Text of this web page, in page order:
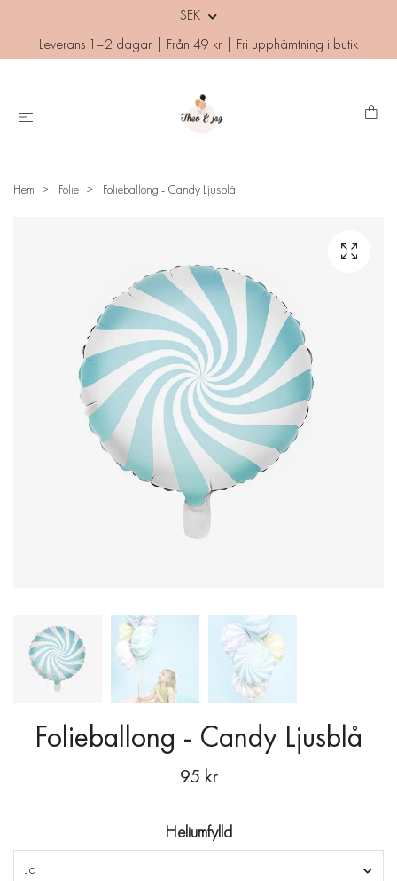
SEK
Leverans 1–2 dagar | Från 49 kr | Fri upphämtning i butik
Hem Folie Folieballong - Candy Ljusblå
Folieballong - Candy Ljusblå
95 kr
Heliumfylld
Ja